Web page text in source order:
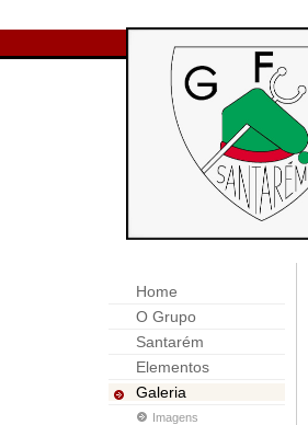
Home
O Grupo
Santarém
Elementos
Galeria
Imagens